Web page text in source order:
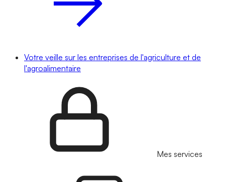
Votre veille sur les entreprises de l'agriculture et de
l'agroalimentaire
Mes services